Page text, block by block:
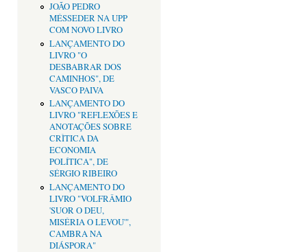
JOÃO PEDRO
MÉSSEDER NA UPP
COM NOVO LIVRO
LANÇAMENTO DO
LIVRO "O
DESBABRAR DOS
CAMINHOS", DE
VASCO PAIVA
LANÇAMENTO DO
LIVRO "REFLEXÕES E
ANOTAÇÕES SOBRE
CRÌTICA DA
ECONOMIA
POLÍTICA", DE
SÉRGIO RIBEIRO
LANÇAMENTO DO
LIVRO "VOLFRÂMIO
'SUOR O DEU,
MISÉRIA O LEVOU'",
CAMBRA NA
DIÁSPORA"